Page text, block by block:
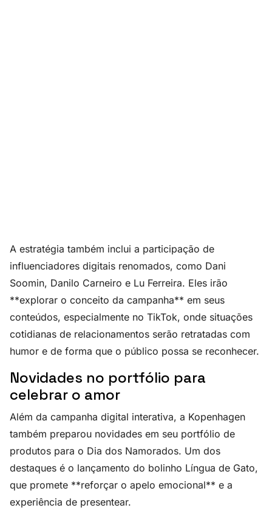
A estratégia também inclui a participação de
influenciadores digitais renomados, como Dani
Soomin, Danilo Carneiro e Lu Ferreira. Eles irão
**explorar o conceito da campanha** em seus
conteúdos, especialmente no TikTok, onde situações
cotidianas de relacionamentos serão retratadas com
humor e de forma que o público possa se reconhecer.
Novidades no portfólio para
celebrar o amor
Além da campanha digital interativa, a Kopenhagen
também preparou novidades em seu portfólio de
produtos para o Dia dos Namorados. Um dos
destaques é o lançamento do bolinho Língua de Gato,
que promete **reforçar o apelo emocional** e a
experiência de presentear.